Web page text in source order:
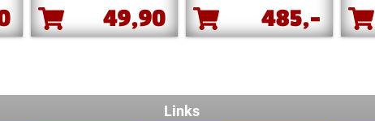
49,90 485,-
Links